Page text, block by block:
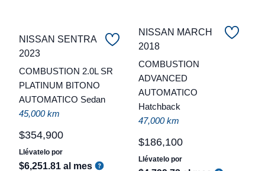
NISSAN SENTRA
2023
COMBUSTION 2.0L SR
PLATINUM BITONO
AUTOMATICO Sedan
45,000 km
$354,900
Llévatelo por
$6,251.81 al mes
NISSAN MARCH
2018
COMBUSTION
ADVANCED
AUTOMATICO
Hatchback
47,000 km
$186,100
Llévatelo por